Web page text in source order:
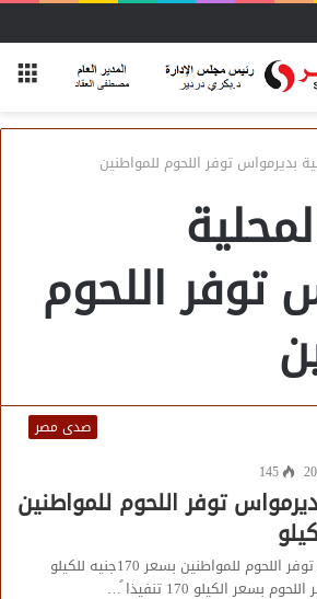
«مسك ختام» فعاليات الفوج الأول
بديرمواس توفر اللحوم للمواطنين
توفر اللحوم
صدى مصر
145
توفر اللحوم للمواطنين
الوحدة المحلية بديرمواس توفر اللحوم للمواطنين بسعر 170جنيه للكيلو
بسعر الكيلو 170 تنفيذا ً…